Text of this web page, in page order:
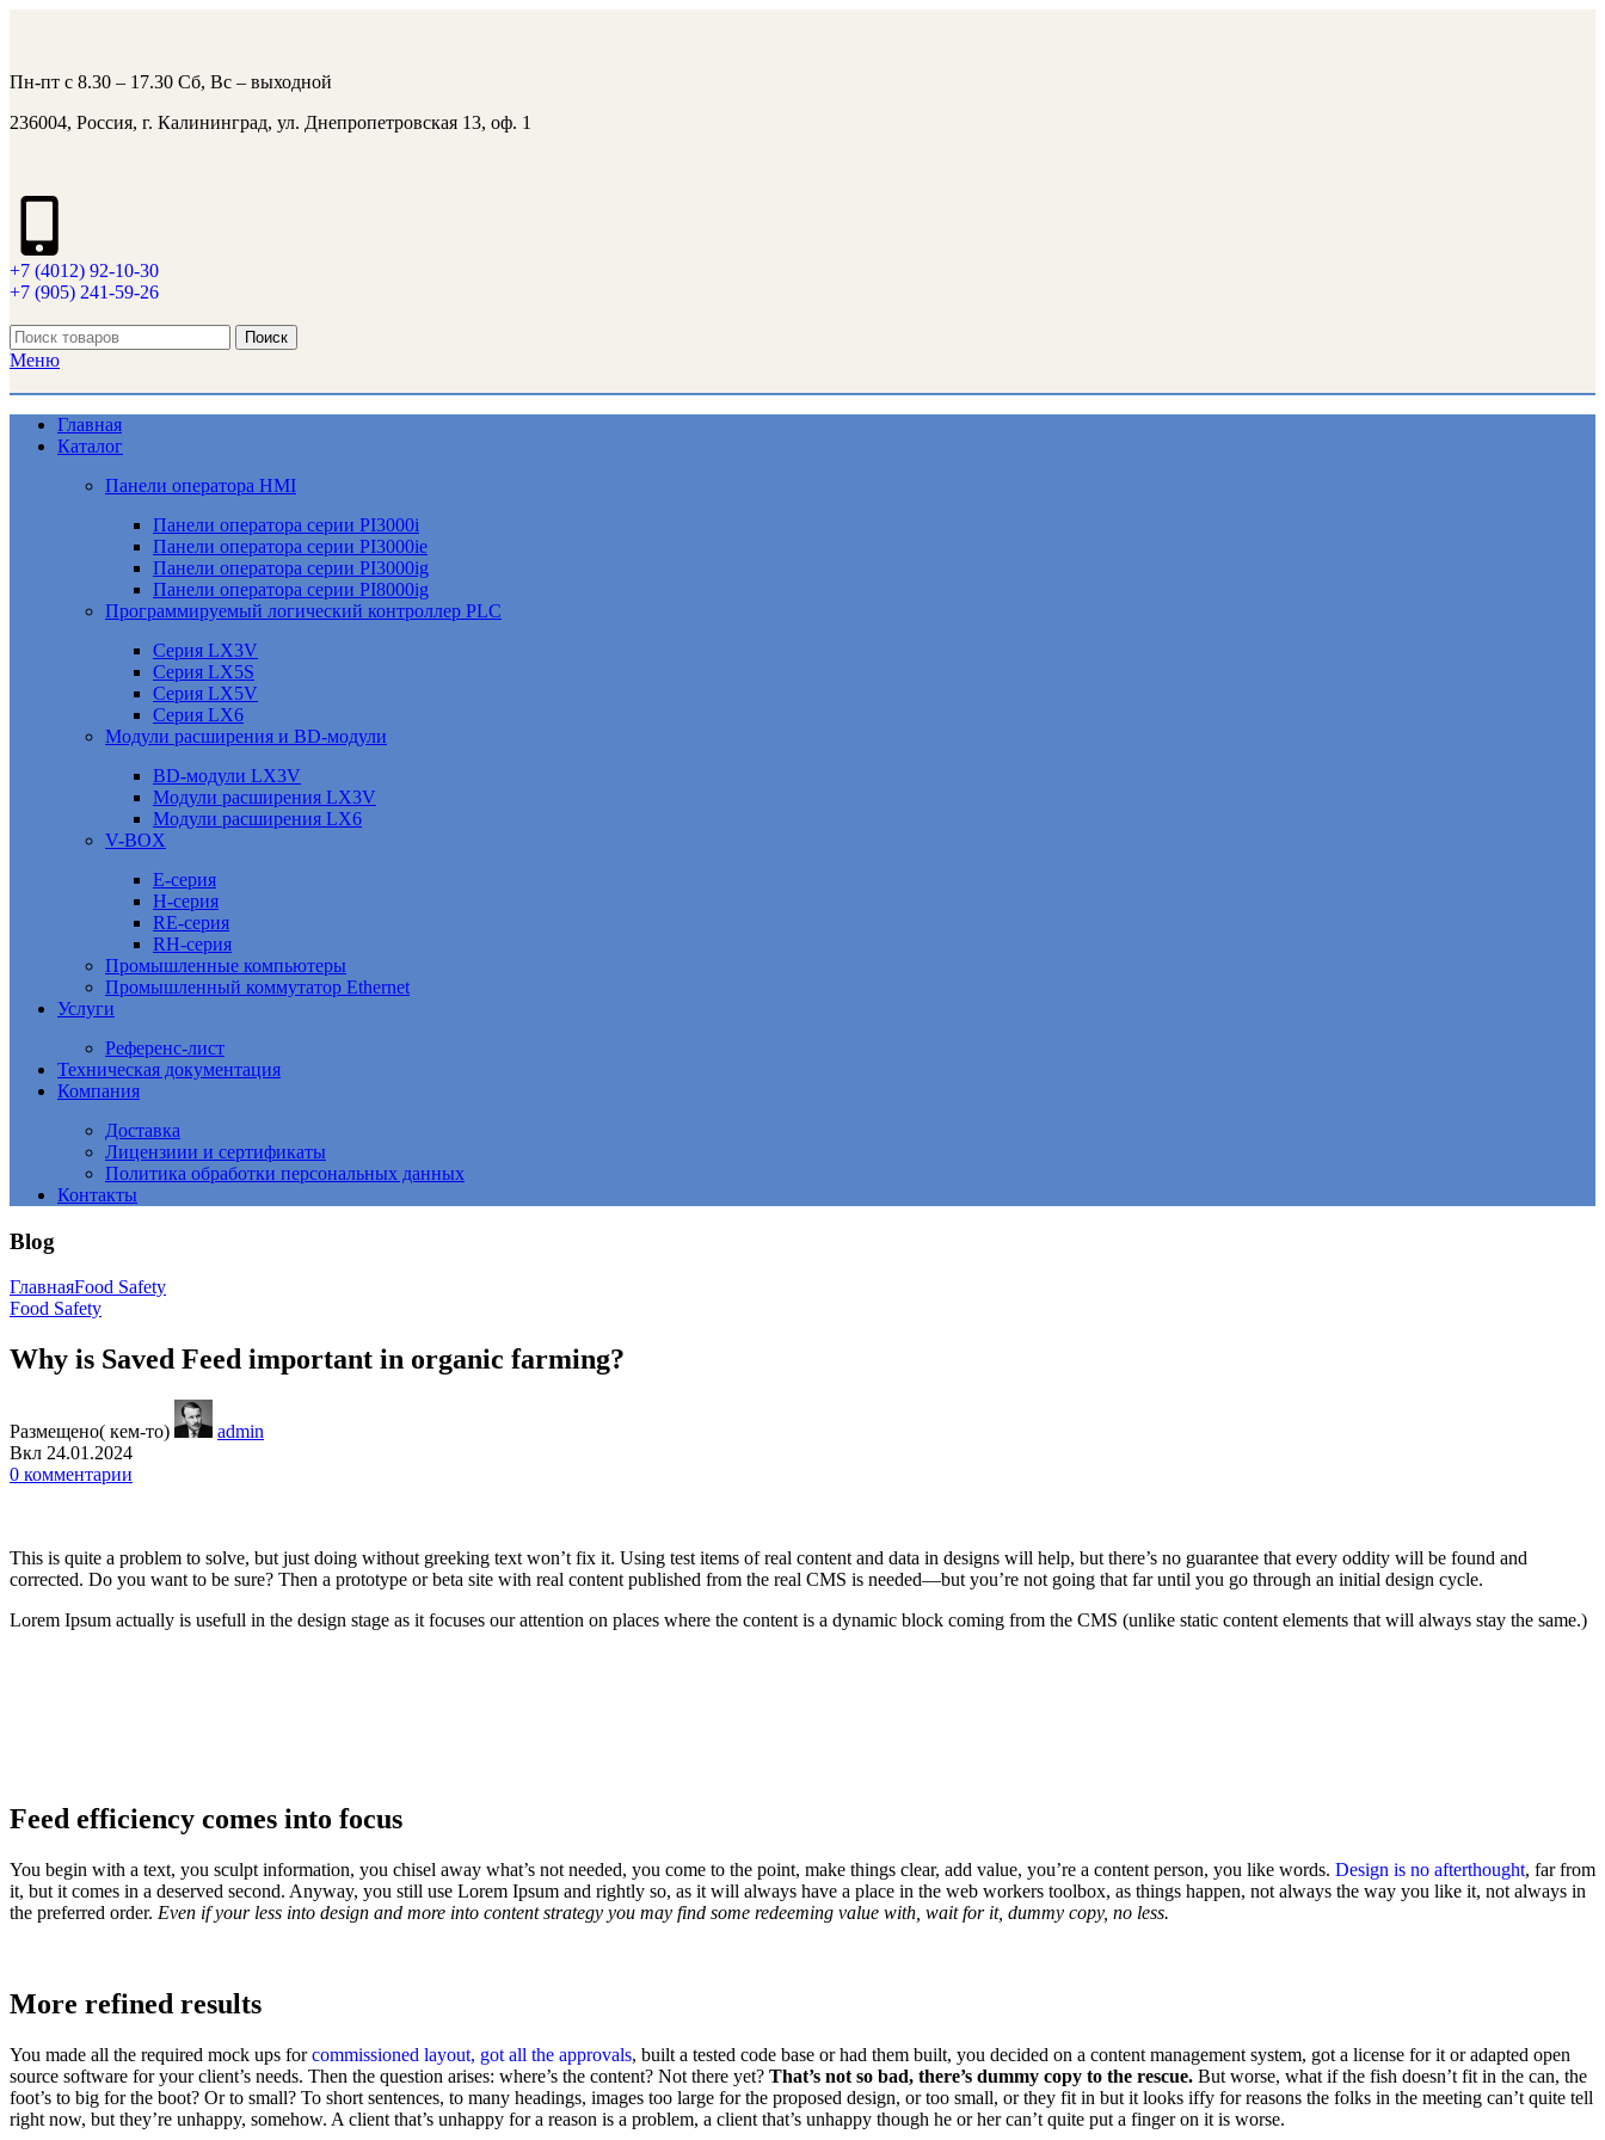
Пн-пт с 8.30 – 17.30 Сб, Вс – выходной
236004, Россия, г. Калининград, ул. Днепропетровская 13, оф. 1
+7 (4012) 92-10-30
+7 (905) 241-59-26
Поиск
Меню
Главная
Каталог
Панели оператора HMI
Панели оператора серии PI3000i
Панели оператора серии PI3000ie
Панели оператора серии PI3000ig
Панели оператора серии PI8000ig
Программируемый логический контроллер PLC
Серия LX3V
Серия LX5S
Серия LX5V
Серия LX6
Модули расширения и BD-модули
BD-модули LX3V
Модули расширения LX3V
Модули расширения LX6
V-BOX
E-серия
H-серия
RE-серия
RH-серия
Промышленные компьютеры
Промышленный коммутатор Ethernet
Услуги
Референс-лист
Техническая документация
Компания
Доставка
Лицензиии и сертификаты
Политика обработки персональных данных
Контакты
Blog
ГлавнаяFood Safety
Food Safety
Why is Saved Feed important in organic farming?
Размещено( кем-то)
admin
Вкл 24.01.2024
0 комментарии
This is quite a problem to solve, but just doing without greeking text won’t fix it. Using test items of real content and data in designs will help, but there’s no guarantee that every oddity will be found and
corrected. Do you want to be sure? Then a prototype or beta site with real content published from the real CMS is needed—but you’re not going that far until you go through an initial design cycle.
Lorem Ipsum actually is usefull in the design stage as it focuses our attention on places where the content is a dynamic block coming from the CMS (unlike static content elements that will always stay the same.)
Feed efficiency comes into focus
You begin with a text, you sculpt information, you chisel away what’s not needed, you come to the point, make things clear, add value, you’re a content person, you like words. Design is no afterthought, far from
it, but it comes in a deserved second. Anyway, you still use Lorem Ipsum and rightly so, as it will always have a place in the web workers toolbox, as things happen, not always the way you like it, not always in
the preferred order. Even if your less into design and more into content strategy you may find some redeeming value with, wait for it, dummy copy, no less.
More refined results
You made all the required mock ups forcommissioned layout, got all the approvals, built a tested code base or had them built, you decided on a content management system, got a license for it or adapted open
source software for your client’s needs. Then the question arises: where’s the content? Not there yet? That’s not so bad, there’s dummy copy to the rescue. But worse, what if the fish doesn’t fit in the can, the
foot’s to big for the boot? Or to small? To short sentences, to many headings, images too large for the proposed design, or too small, or they fit in but it looks iffy for reasons the folks in the meeting can’t quite tell
right now, but they’re unhappy, somehow. A client that’s unhappy for a reason is a problem, a client that’s unhappy though he or her can’t quite put a finger on it is worse.